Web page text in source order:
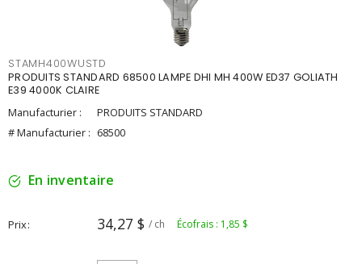
STAMH400WUSTD
PRODUITS STANDARD 68500 LAMPE DHI MH 400W ED37 GOLIATH
E39 4000K CLAIRE
Manufacturier :
PRODUITS STANDARD
# Manufacturier : 68500
En inventaire
Prix 34,27 $ / ch Écofrais : 1,85 $